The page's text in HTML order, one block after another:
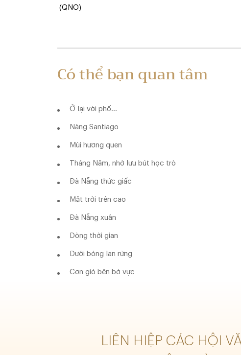
(QNO)
Có thể bạn quan tâm
Ở lại với phố...
Nàng Santiago
Mùi hương quen
Tháng Năm, nhớ lưu bút học trò
Đà Nẵng thức giấc
Mặt trời trên cao
Đà Nẵng xuân
Dòng thời gian
Dưới bóng lan rừng
Cơn gió bên bờ vực
LIÊN HIỆP CÁC HỘI